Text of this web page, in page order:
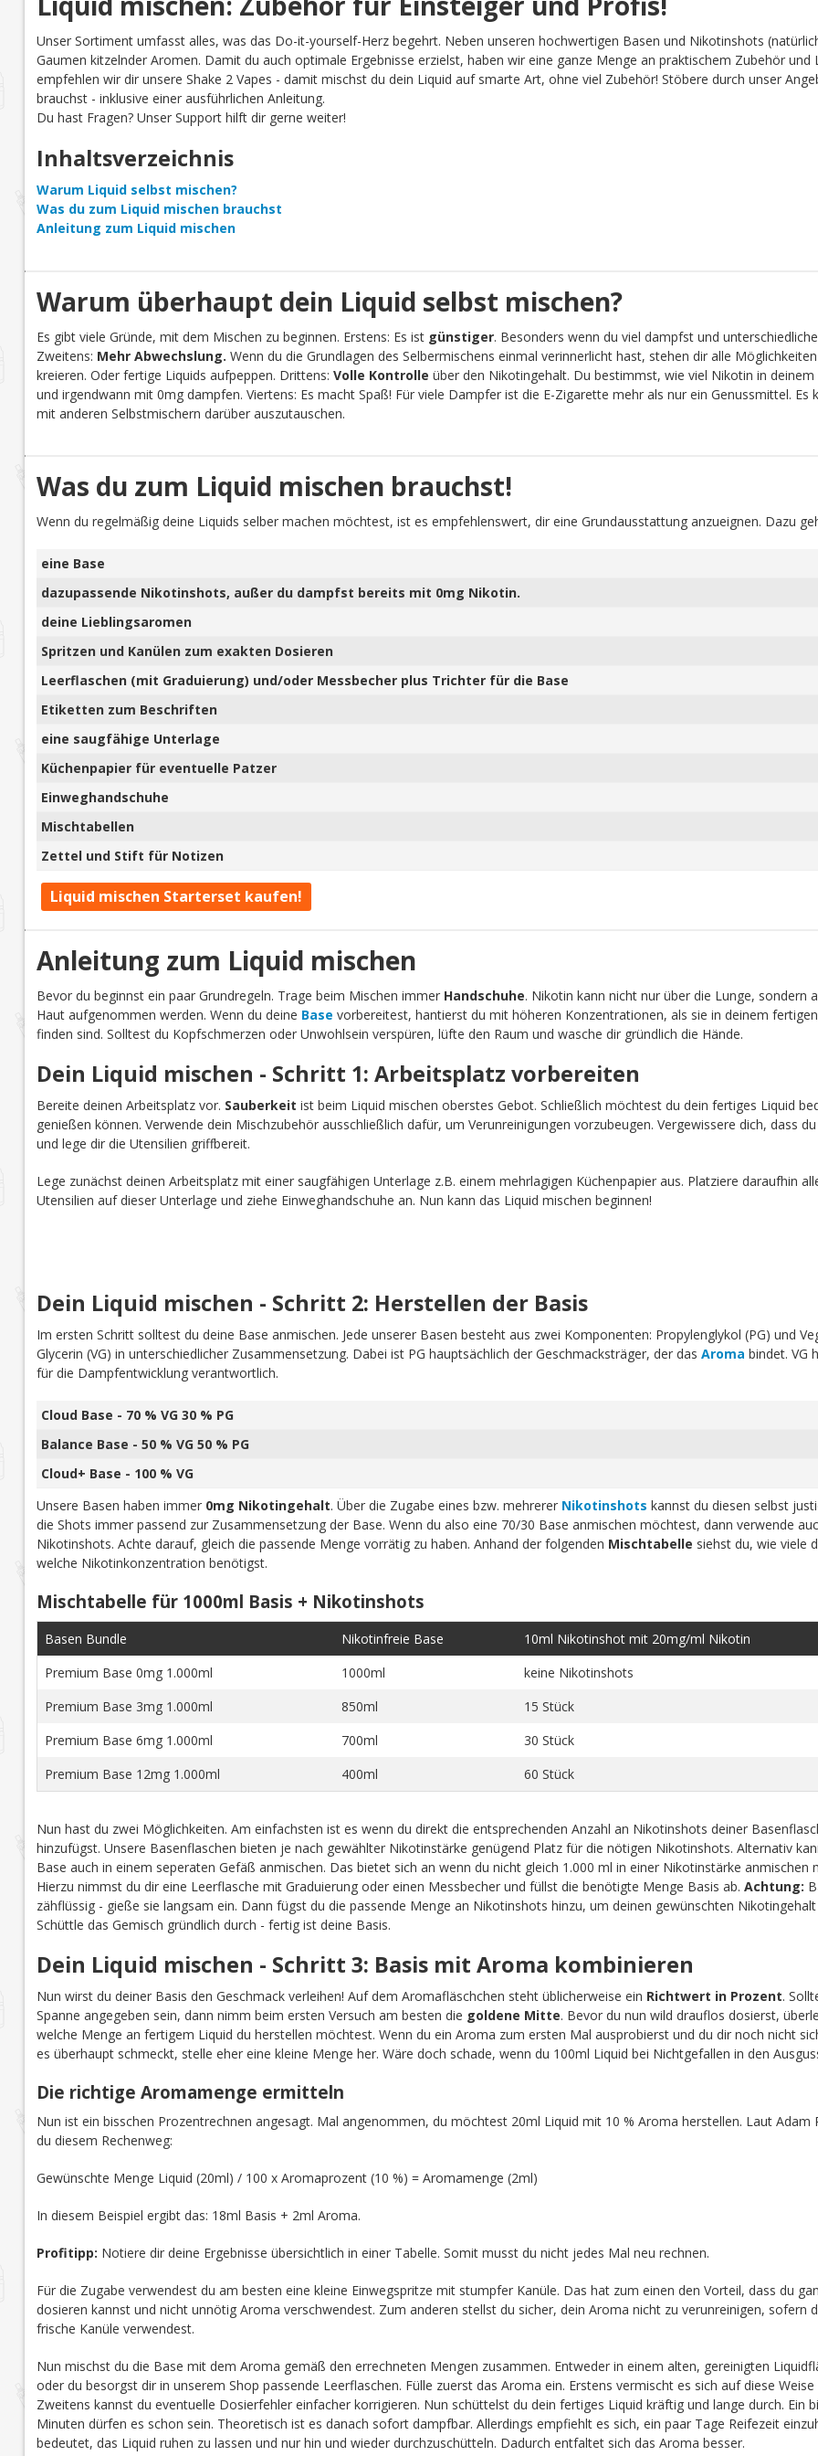
Unser Sortiment umfasst alles, was das Do-it-yourself-Herz begehrt. Neben unseren hochwertigen Basen und Nikotinshots
Gaumen kitzelnder Aromen. Damit du auch optimale Ergebnisse erzielst, haben wir eine ganze Menge an praktischem Zubehör
empfehlen wir dir unsere Shake 2 Vapes - damit mischst du dein Liquid auf smarte Art, ohne viel Zubehör! Stöbere durch unser
brauchst - inklusive einer ausführlichen Anleitung.
Du hast Fragen? Unser Support hilft dir gerne weiter!
Inhaltsverzeichnis
Warum Liquid selbst mischen?
Was du zum Liquid mischen brauchst
Anleitung zum Liquid mischen
Warum überhaupt dein Liquid selbst mischen?
Es gibt viele Gründe, mit dem Mischen zu beginnen. Erstens: Es ist günstiger. Besonders wenn du viel dampfst und
Zweitens: Mehr Abwechslung. Wenn du die Grundlagen des Selbermischens einmal verinnerlicht hast, stehen dir alle
kreieren. Oder fertige Liquids aufpeppen. Drittens: Volle Kontrolle über den Nikotingehalt. Du bestimmst, wie viel Nikotin in
und irgendwann mit 0mg dampfen. Viertens: Es macht Spaß! Für viele Dampfer ist die E-Zigarette mehr als nur ein Genussmittel.
mit anderen Selbstmischern darüber auszutauschen.
Was du zum Liquid mischen brauchst!
Wenn du regelmäßig deine Liquids selber machen möchtest, ist es empfehlenswert, dir eine Grundausstattung anzueignen. Dazu
eine Base
dazupassende Nikotinshots, außer du dampfst bereits mit 0mg Nikotin.
deine Lieblingsaromen
Spritzen und Kanülen zum exakten Dosieren
Leerflaschen (mit Graduierung) und/oder Messbecher plus Trichter für die Base
Etiketten zum Beschriften
eine saugfähige Unterlage
Küchenpapier für eventuelle Patzer
Einweghandschuhe
Mischtabellen
Zettel und Stift für Notizen
Liquid mischen Starterset kaufen!
Anleitung zum Liquid mischen
Bevor du beginnst ein paar Grundregeln. Trage beim Mischen immer Handschuhe. Nikotin kann nicht nur über die Lunge, sondern
Haut aufgenommen werden. Wenn du deine Base vorbereitest, hantierst du mit höheren Konzentrationen, als sie in deinem
finden sind. Solltest du Kopfschmerzen oder Unwohlsein verspüren, lüfte den Raum und wasche dir gründlich die Hände.
Dein Liquid mischen - Schritt 1: Arbeitsplatz vorbereiten
Bereite deinen Arbeitsplatz vor. Sauberkeit ist beim Liquid mischen oberstes Gebot. Schließlich möchtest du dein fertiges Liquid
genießen können. Verwende dein Mischzubehör ausschließlich dafür, um Verunreinigungen vorzubeugen. Vergewissere dich, dass
und lege dir die Utensilien griffbereit.
Lege zunächst deinen Arbeitsplatz mit einer saugfähigen Unterlage z.B. einem mehrlagigen Küchenpapier aus. Platziere daraufhin
Utensilien auf dieser Unterlage und ziehe Einweghandschuhe an. Nun kann das Liquid mischen beginnen!
Dein Liquid mischen - Schritt 2: Herstellen der Basis
Im ersten Schritt solltest du deine Base anmischen. Jede unserer Basen besteht aus zwei Komponenten: Propylenglykol (PG) und
Glycerin (VG) in unterschiedlicher Zusammensetzung. Dabei ist PG hauptsächlich der Geschmacksträger, der das Aroma bindet. VG
für die Dampfentwicklung verantwortlich.
Cloud Base - 70 % VG 30 % PG
Balance Base - 50 % VG 50 % PG
Cloud+ Base - 100 % VG
Unsere Basen haben immer 0mg Nikotingehalt. Über die Zugabe eines bzw. mehrerer Nikotinshots kannst du diesen selbst
die Shots immer passend zur Zusammensetzung der Base. Wenn du also eine 70/30 Base anmischen möchtest, dann verwende
Nikotinshots. Achte darauf, gleich die passende Menge vorrätig zu haben. Anhand der folgenden Mischtabelle siehst du, wie viele
welche Nikotinkonzentration benötigst.
Mischtabelle für 1000ml Basis + Nikotinshots
Basen Bundle Nikotinfreie Base
10ml Nikotinshot mit 20mg/ml Nikotin
Premium Base 0mg 1.000ml
1000ml
keine Nikotinshots
Premium Base 3mg 1.000ml
850ml
15 Stück
Premium Base 6mg 1.000ml
700ml
30 Stück
Premium Base 12mg 1.000ml
400ml 60 Stück
Nun hast du zwei Möglichkeiten. Am einfachsten ist es wenn du direkt die entsprechenden Anzahl an Nikotinshots deiner
hinzufügst. Unsere Basenflaschen bieten je nach gewählter Nikotinstärke genügend Platz für die nötigen Nikotinshots. Alternativ
Base auch in einem seperaten Gefäß anmischen. Das bietet sich an wenn du nicht gleich 1.000 ml in einer Nikotinstärke anmischen
Hierzu nimmst du dir eine Leerflasche mit Graduierung oder einen Messbecher und füllst die benötigte Menge Basis ab. Achtung:
zähflüssig - gieße sie langsam ein. Dann fügst du die passende Menge an Nikotinshots hinzu, um deinen gewünschten
Schüttle das Gemisch gründlich durch - fertig ist deine Basis.
Dein Liquid mischen - Schritt 3: Basis mit Aroma kombinieren
Nun wirst du deiner Basis den Geschmack verleihen! Auf dem Aromafläschchen steht üblicherweise ein Richtwert in Prozent.
Spanne angegeben sein, dann nimm beim ersten Versuch am besten die goldene Mitte. Bevor du nun wild drauflos dosierst,
welche Menge an fertigem Liquid du herstellen möchtest. Wenn du ein Aroma zum ersten Mal ausprobierst und du dir noch nicht
es überhaupt schmeckt, stelle eher eine kleine Menge her. Wäre doch schade, wenn du 100ml Liquid bei Nichtgefallen in den
Die richtige Aromamenge ermitteln
Nun ist ein bisschen Prozentrechnen angesagt. Mal angenommen, du möchtest 20ml Liquid mit 10 % Aroma herstellen. Laut Adam
du diesem Rechenweg:
Gewünschte Menge Liquid (20ml) / 100 x Aromaprozent (10 %) = Aromamenge (2ml)
In diesem Beispiel ergibt das: 18ml Basis + 2ml Aroma.
Profitipp: Notiere dir deine Ergebnisse übersichtlich in einer Tabelle. Somit musst du nicht jedes Mal neu rechnen.
Für die Zugabe verwendest du am besten eine kleine Einwegspritze mit stumpfer Kanüle. Das hat zum einen den Vorteil, dass du
dosieren kannst und nicht unnötig Aroma verschwendest. Zum anderen stellst du sicher, dein Aroma nicht zu verunreinigen, sofern
frische Kanüle verwendest.
Nun mischst du die Base mit dem Aroma gemäß den errechneten Mengen zusammen. Entweder in einem alten, gereinigten
oder du besorgst dir in unserem Shop passende Leerflaschen. Fülle zuerst das Aroma ein. Erstens vermischt es sich auf diese Weise
Zweitens kannst du eventuelle Dosierfehler einfacher korrigieren. Nun schüttelst du dein fertiges Liquid kräftig und lange durch. Ein
Minuten dürfen es schon sein. Theoretisch ist es danach sofort dampfbar. Allerdings empfiehlt es sich, ein paar Tage Reifezeit
bedeutet, das Liquid ruhen zu lassen und nur hin und wieder durchzuschütteln. Dadurch entfaltet sich das Aroma besser.